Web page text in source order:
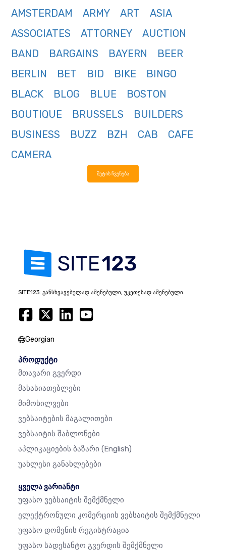
AMSTERDAM
ARMY ART
ASIA
ASSOCIATES
ATTORNEY
AUCTION
BAND
BARGAINS BAYERN
BEER
BERLIN
BET BID BIKE
BINGO
BLACK
BLOG BLUE
BOSTON
BOUTIQUE
BRUSSELS
BUILDERS
BUSINESS
BUZZ BZH CAB
CAFE
CAMERA
მეტის ჩვენება
SITE123: განსხვავებულად აშენებული, უკეთესად აშენებული.
Georgian
პროდუქტი
Მთავარი Გვერდი
Მახასიათებლები
Მიმოხილვები
Ვებსაიტების Მაგალითები
Ვებსაიტის Შაბლონები
Აპლიკაციების Ბაზარი (English)
Უახლესი Განახლებები
ყველა ვარიანტი
Უფასო Ვებსაიტის Შემქმნელი
Ელექტრონული Კომერციის Ვებსაიტის Შემქმნელი
Უფასო Დომენის Რეგისტრაცია
Უფასო Სადესანტო Გვერდის Შემქმნელი